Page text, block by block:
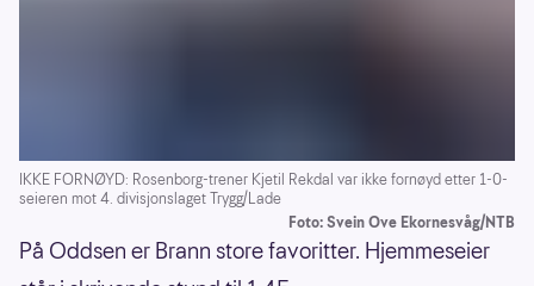
IKKE FORNØYD: Rosenborg-trener Kjetil Rekdal var ikke fornøyd etter 1-0-
seieren mot 4. divisjonslaget Trygg/Lade
Foto: Svein Ove Ekornesvåg/NTB
På Oddsen er Brann store favoritter. Hjemmeseier